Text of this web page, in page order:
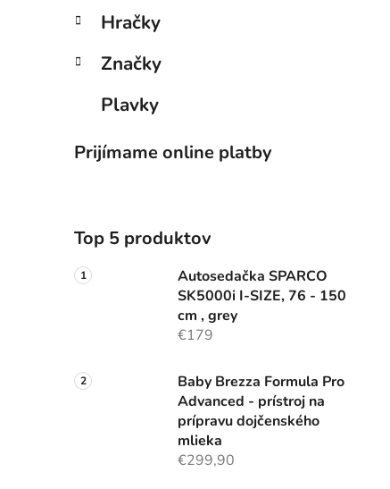
Hračky
Značky
Plavky
Prijímame online platby
Top 5 produktov
Autosedačka SPARCO
SK5000i I-SIZE, 76 - 150
cm , grey
€179
Baby Brezza Formula Pro
Advanced - prístroj na
prípravu dojčenského
mlieka
€299,90